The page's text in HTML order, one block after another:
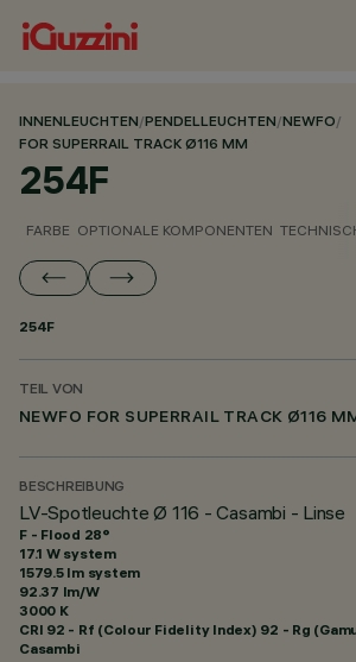
INNENLEUCHTEN/PENDELLEUCHTEN/NEWFO/
FOR SUPERRAIL TRACK Ø116 MM
254F
FARBE OPTIONALE KOMPONENTEN
254F
TEIL VON
NEWFO FOR SUPERRAIL TRACK Ø116
BESCHREIBUNG
LV-Spotleuchte Ø 116 - Casambi - Linse
F - Flood 28°
17.1 W system
1579.5 lm system
92.37 lm/W
3000 K
CRI 92 - Rf (Colour Fidelity Index) 92 - Rg
Casambi